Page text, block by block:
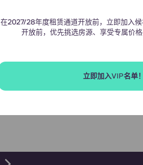
在2027/28年度租赁通道开放前，立即加入
开放前，优先挑选房源、享受专属价格
立即加入VIP名单！